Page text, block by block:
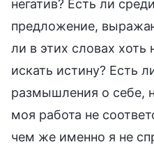
негатив? Есть ли
предложение,
ли в этих словах
искать истину? Есть
размышления о себе,
моя работа не
чем же именно я не